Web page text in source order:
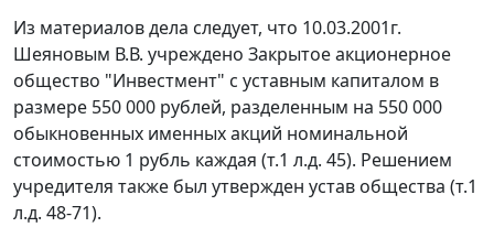
Из материалов дела следует, что 10.03.2001г.
Шеяновым В.В. учреждено Закрытое акционерное
общество "Инвестмент" с уставным капиталом в
размере 550 000 рублей, разделенным на 550 000
обыкновенных именных акций номинальной
стоимостью 1 рубль каждая (т.1 л.д. 45). Решением
учредителя также был утвержден устав общества (т.1
л.д. 48-71).